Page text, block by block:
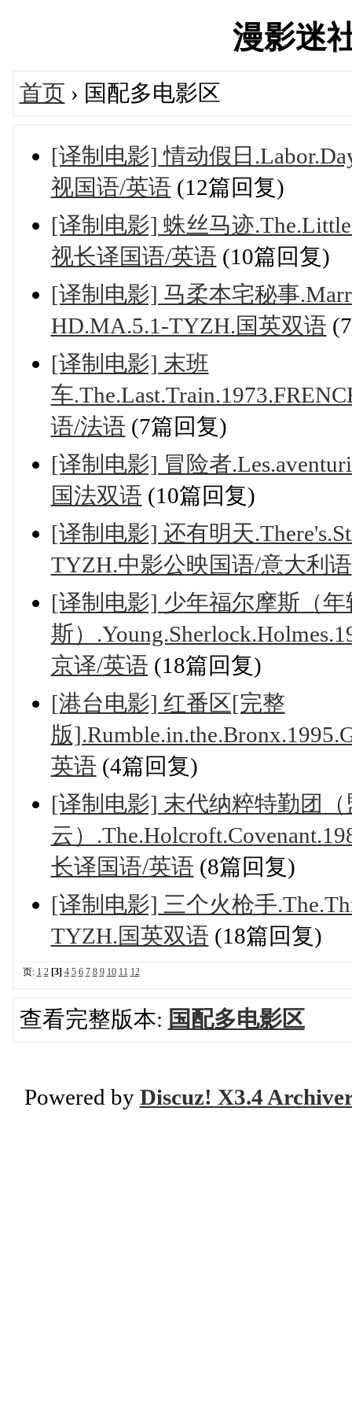
漫影迷
首页 › 国配多电影区
[译制电影] 情动假日
视国语/英语 (12篇回复)
[译制电影] 蛛丝马迹
视长译国语/英语 (10篇回复)
[译制电影] 马柔本宅秘事
HD.MA.5.1-TYZH.国英双语
[译制电影] 末班
车
语/法语 (7篇回复)
[译制电影] 冒险者
国法双语 (10篇回复)
[译制电影] 还有明天
TYZH.中影公映国语/意大利语
[译制电影] 少年福尔摩斯（
斯）
京译/英语 (18篇回复)
[港台电影] 红番区[完整
版
英语 (4篇回复)
[译制电影] 末代纳粹特勤团（
云）
长译国语/英语 (8篇回复)
[译制电影] 三个火枪手
TYZH.国英双语 (18篇回复)
页: 1 2 [3] 4 5 6 7 8 9 10 11 12
查看完整版本: 国配多电影区
Powered by Discuz! X3.4